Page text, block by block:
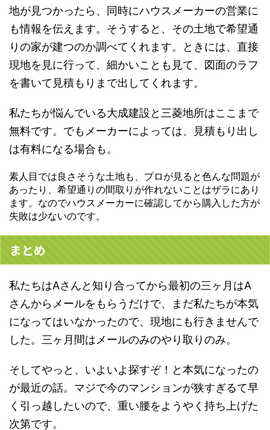
地が見つかったら、
同時にハウスメーカーの営業に
も情報を伝えます。そうすると、その土地で希望通
りの家が建つのか調べてくれます。ときには、直接
現地を見に行って、細かいことも見て、図面のラフ
を書いて見積もりまで出してくれます。
私たちが悩んでいる大成建設と三菱地所はここまで
無料です。でもメーカーによっては、見積もり出し
は有料になる場合も。
素人目では良さそうな土地も、プロが見ると色んな問題が
あったり、希望通りの間取りが作れないことはザラにあり
ます。なのでハウスメーカーに確認してから購入した方が
失敗は少ないのです。
まとめ
私たちはAさんと知り合ってから最初の三ヶ月はA
さんからメールをもらうだけで、まだ私たちが本気
になってはいなかったので、現地にも行きませんで
した。 三ヶ月間はメールのみのやり取りのみ。
そしてやっと、いよいよ探すぞ！と本気になったの
が最近の話。マジで今のマンションが狭すぎるて早
く引っ越したいので、重い腰をようやく持ち上げた
次第です。